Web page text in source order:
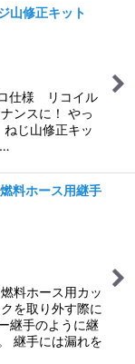
山修正キット
仕様 リコイル
ンスに！ やっ
じ山修正キッ
料ホース用継手
料ホース用カッ
を取り外す際に
継手のように継
継手には漏れを